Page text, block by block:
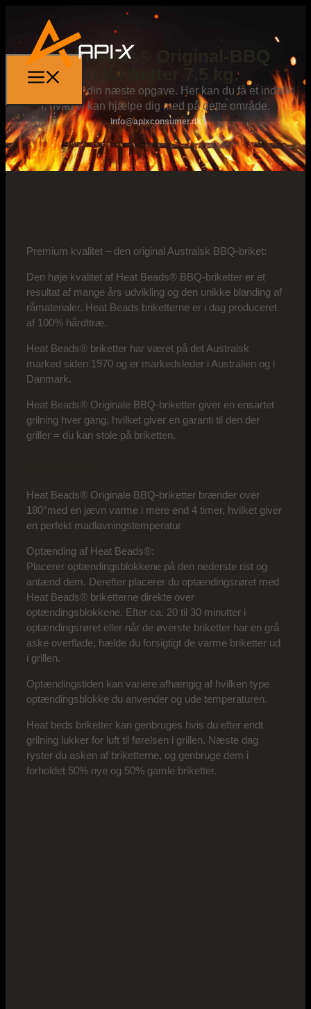
Heat Beads® Original-BBQ
Grillbriketter 7,5 kg.
Lad os stå for din næste opgave. Her kan du få et indblik
i, hvad vi kan hjælpe dig med på dette område.
info@apixconsumer.dk
Premium kvalitet – den original Australsk BBQ-briket:
Den høje kvalitet af Heat Beads® BBQ-briketter er et
resultat af mange års udvikling og den unikke blanding af
råmaterialer. Heat Beads briketterne er i dag produceret
af 100% hårdttræ.
Heat Beads® briketter har været på det Australsk
marked siden 1970 og er markedsleder i Australien og i
Danmark.
Heat Beads® Originale BBQ-briketter giver en ensartet
grilning hver gang, hvilket giver en garanti til den der
griller = du kan stole på briketten.
Heat Beads® Originale BBQ-briketter brænder over
180°med en jævn varme i mere end 4 timer, hvilket giver
en perfekt madlavningstemperatur
Optænding af Heat Beads®:
Placerer optændingsblokkene på den nederste rist og
antænd dem. Derefter placerer du optændingsrøret med
Heat Beads® briketterne direkte over
optændingsblokkene. Efter ca. 20 til 30 minutter i
optændingsrøret eller når de øverste briketter har en grå
aske overflade, hælde du forsigtigt de varme briketter ud
i grillen.
Optændingstiden kan variere afhængig af hvilken type
optændingsblokke du anvender og ude temperaturen.
Heat beds briketter kan genbruges hvis du efter endt
grilning lukker for luft til førelsen i grillen. Næste dag
ryster du asken af briketterne, og genbruge dem i
forholdet 50% nye og 50% gamle briketter.